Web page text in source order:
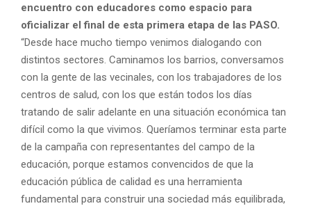
encuentro con educadores como espacio para
oficializar el final de esta primera etapa de las PASO.
“Desde hace mucho tiempo venimos dialogando con
distintos sectores. Caminamos los barrios, conversamos
con la gente de las vecinales, con los trabajadores de los
centros de salud, con los que están todos los días
tratando de salir adelante en una situación económica tan
difícil como la que vivimos. Queríamos terminar esta parte
de la campaña con representantes del campo de la
educación, porque estamos convencidos de que la
educación pública de calidad es una herramienta
fundamental para construir una sociedad más equilibrada,